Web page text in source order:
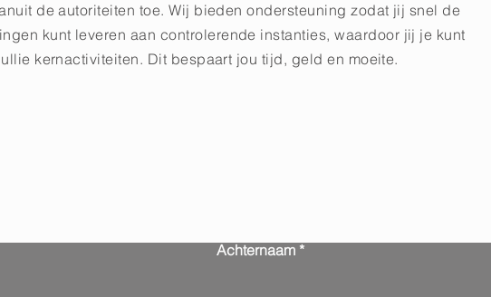
de autoriteiten toe. Wij bieden ondersteuning zodat jij snel de
kunt leveren aan controlerende instanties, waardoor jij je kunt
kernactiviteiten. Dit bespaart jou tijd, geld en moeite.
Achternaam